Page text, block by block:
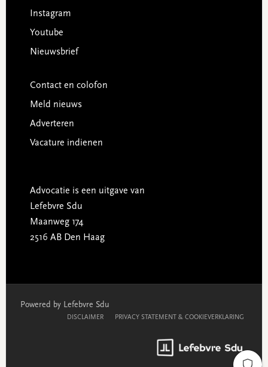
Instagram
Youtube
Nieuwsbrief
Contact en colofon
Meld nieuws
Adverteren
Vacature indienen
Advocatie is een uitgave van
Lefebvre Sdu
Maanweg 174
2516 AB Den Haag
Powered by Lefebvre Sdu
DISCLAIMER PRIVACY STATEMENT & COOKIEVERKLARING